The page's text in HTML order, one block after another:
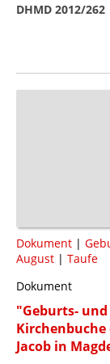
DHMD 2012/262
Dokument |
August | Taufe
Dokument
"Geburts-
Kirchenbuche
Jacob in